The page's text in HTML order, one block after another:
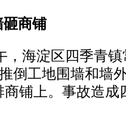
商铺
海淀区四季青镇
倒工地围墙和墙
铺上。事故造成